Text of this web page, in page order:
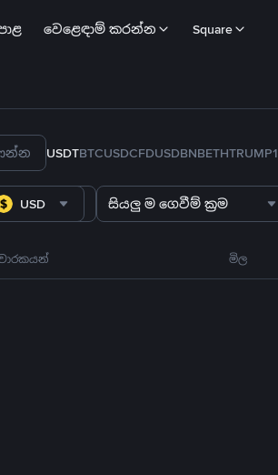
වෙළෙඳාම් කරන්න Square
USDTBTCUSDCFDUSDBNBETHTRUMP
USD සියලු ම ගෙවීම් ක්‍රම
මිල